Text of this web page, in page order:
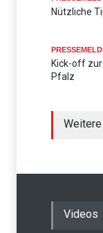
Nützliche
Kick-off
Pfalz
Videos